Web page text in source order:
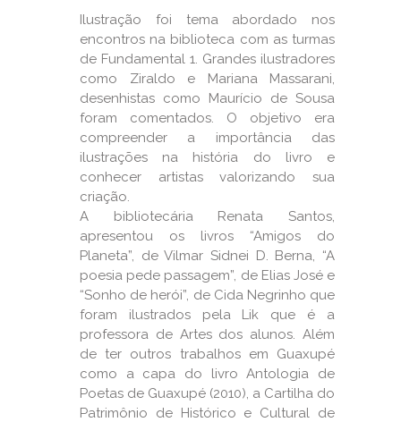
Ilustração foi tema abordado nos
encontros na biblioteca com as turmas
de Fundamental 1. Grandes ilustradores
como Ziraldo e Mariana Massarani,
desenhistas como Maurício de Sousa
foram comentados. O objetivo era
compreender a importância das
ilustrações na história do livro e
conhecer artistas valorizando sua
criação.
A bibliotecária Renata Santos,
apresentou os livros “Amigos do
Planeta”, de Vilmar Sidnei D. Berna, “A
poesia pede passagem”, de Elias José e
“Sonho de herói”, de Cida Negrinho que
foram ilustrados pela Lik que é a
professora de Artes dos alunos. Além
de ter outros trabalhos em Guaxupé
como a capa do livro Antologia de
Poetas de Guaxupé (2010), a Cartilha do
Patrimônio de Histórico e Cultural de